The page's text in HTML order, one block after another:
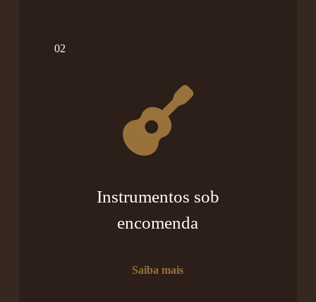
02
Instrumentos sob
encomenda
Saiba mais